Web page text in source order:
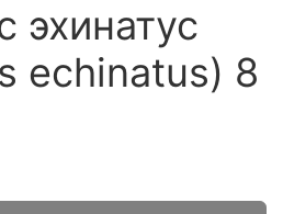
эхинатус
echinatus) 8